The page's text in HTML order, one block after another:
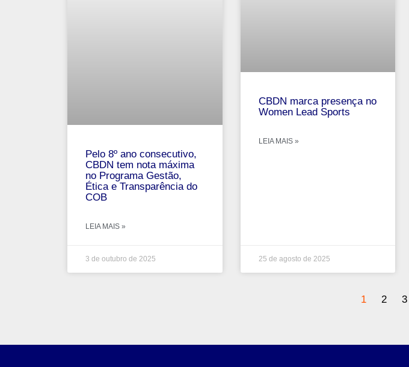
Pelo 8º ano consecutivo,
CBDN tem nota máxima
no Programa Gestão,
Ética e Transparência do
COB
LEIA MAIS »
3 de outubro de 2025
CBDN marca presença no
Women Lead Sports
LEIA MAIS »
25 de agosto de 2025
1 2 3